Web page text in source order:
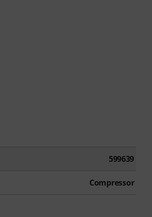
599639
Compressor